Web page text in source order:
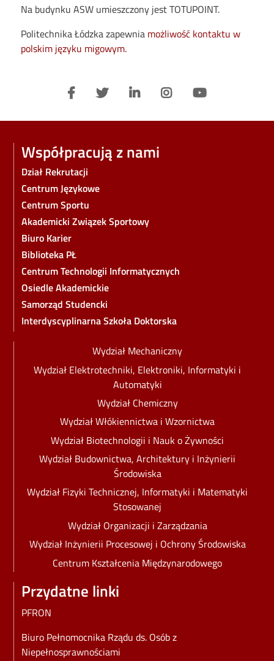
Na budynku ASW umieszczony jest TOTUPOINT.
Politechnika Łódzka zapewnia możliwość kontaktu w
polskim języku migowym.
Współpracują z nami
Dział Rekrutacji
Centrum Językowe
Centrum Sportu
Akademicki Związek Sportowy
Biuro Karier
Biblioteka PŁ
Centrum Technologii Informatycznych
Osiedle Akademickie
Samorząd Studencki
Interdyscyplinarna Szkoła Doktorska
Wydział Mechaniczny
Wydział Elektrotechniki, Elektroniki, Informatyki i
Automatyki
Wydział Chemiczny
Wydział Włókiennictwa i Wzornictwa
Wydział Biotechnologii i Nauk o Żywności
Wydział Budownictwa, Architektury i Inżynierii
Środowiska
Wydział Fizyki Technicznej, Informatyki i Matematyki
Stosowanej
Wydział Organizacji i Zarządzania
Wydział Inżynierii Procesowej i Ochrony Środowiska
Centrum Kształcenia Międzynarodowego
Przydatne linki
PFRON
Biuro Pełnomocnika Rządu ds. Osób z
Niepełnosprawnościami